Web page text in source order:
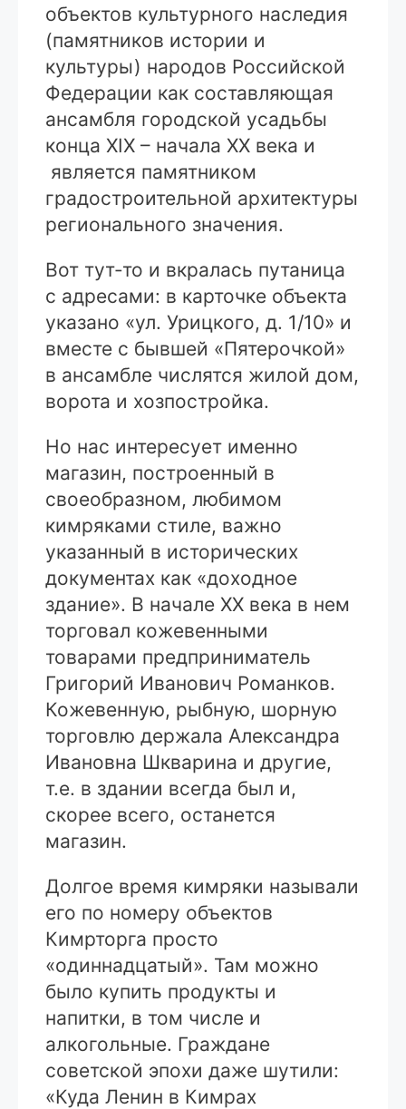
объектов культурного наследия
(памятников истории и
культуры) народов Российской
Федерации как составляющая
ансамбля городской усадьбы
конца XIX – начала XX века и
является памятником
градостроительной архитектуры
регионального значения.
Вот тут-то и вкралась путаница
с адресами: в карточке объекта
указано «ул. Урицкого, д. 1/10» и
вместе с бывшей «Пятерочкой»
в ансамбле числятся жилой дом,
ворота и хозпостройка.
Но нас интересует именно
магазин, построенный в
своеобразном, любимом
кимряками стиле, важно
указанный в исторических
документах как «доходное
здание». В начале XX века в нем
торговал кожевенными
товарами предприниматель
Григорий Иванович Романков.
Кожевенную, рыбную, шорную
торговлю держала Александра
Ивановна Шкварина и другие,
т.е. в здании всегда был и,
скорее всего, останется
магазин.
Долгое время кимряки называли
его по номеру объектов
Кимрторга просто
«одиннадцатый». Там можно
было купить продукты и
напитки, в том числе и
алкогольные. Граждане
советской эпохи даже шутили:
«Куда Ленин в Кимрах